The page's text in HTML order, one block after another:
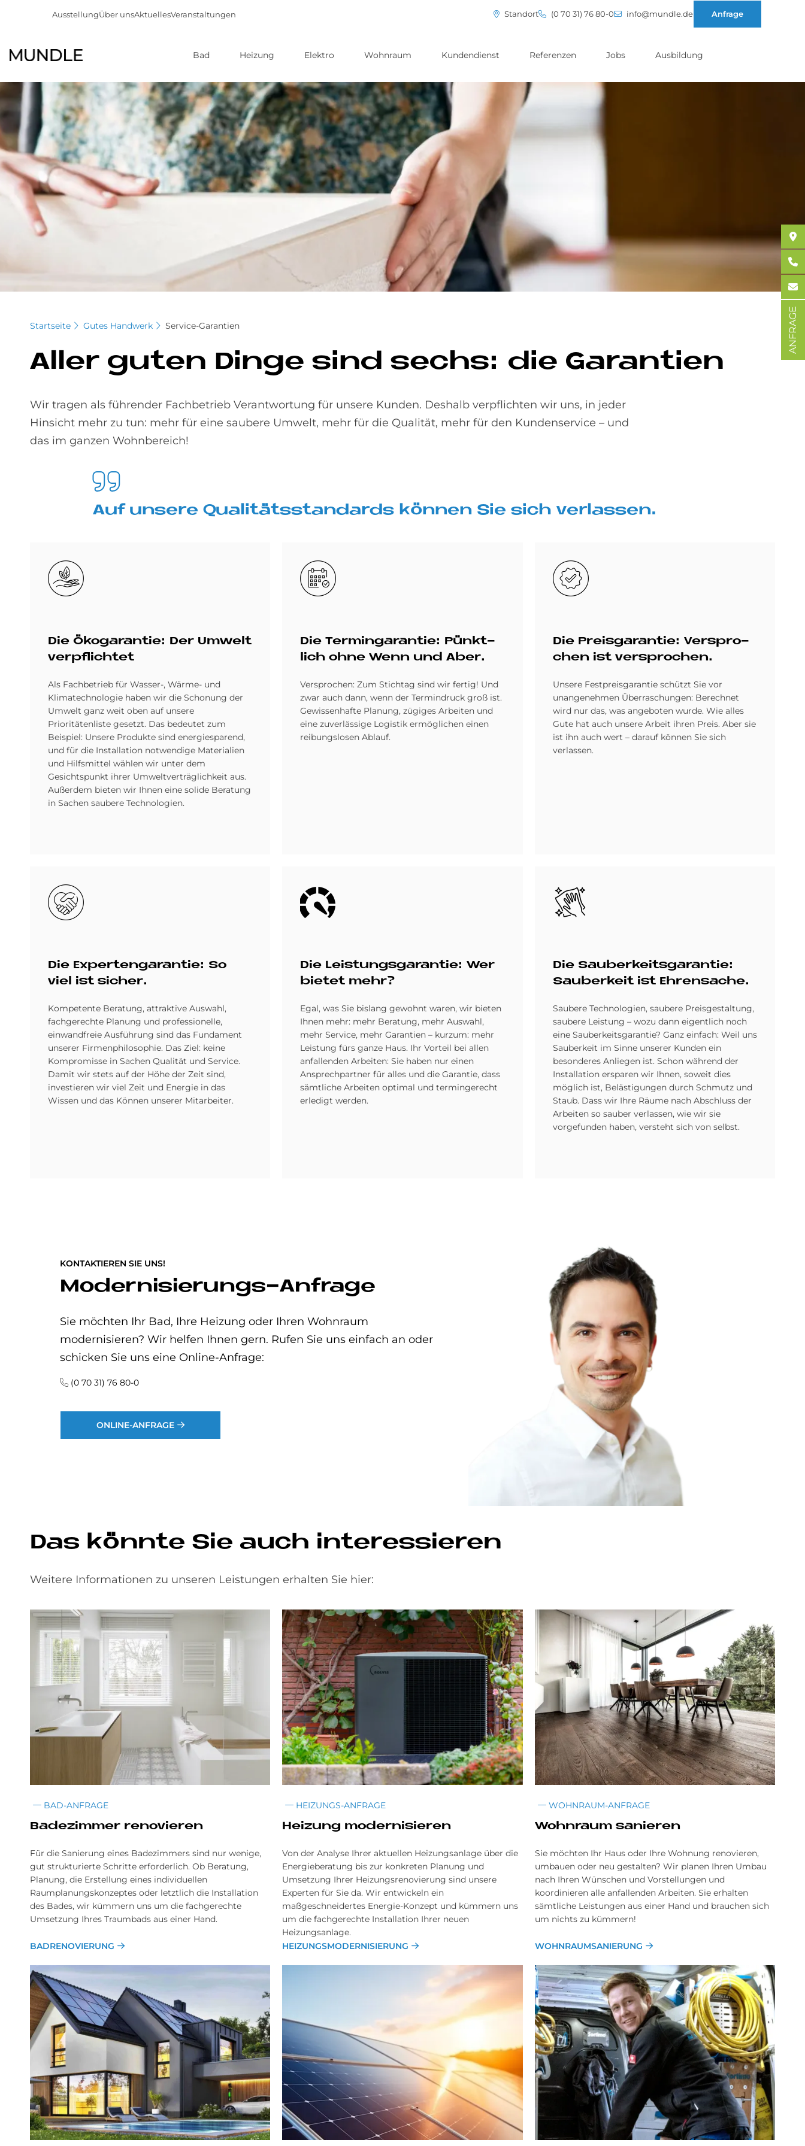
Direkt
Inhalt
AusstellungÜber unsAktuellesVeranstaltungen Standort (0 70 31) 76 80-0 info@mundle.de Anfrage
Bad Heizung Elektro Wohnraum Kundendienst Referenzen Jobs Ausbildung
Startseite Gutes Handwerk Service-Garantien
Al­ler gu­ten Din­ge sind sechs: die Ga­ran­ti­en
Wir tragen als führender Fachbetrieb Verantwortung für unsere Kunden. Deshalb verpflichten wir uns, in jeder
Hinsicht mehr zu tun: mehr für eine saubere Umwelt, mehr für die Qualität, mehr für den Kundenservice – und
das im ganzen Wohnbereich!
Auf un­se­re Qua­li­täts­stan­dards kön­nen Sie sich ver­las­sen.
Bild
Die Öko­ga­ran­tie: Der Um­welt
ver­pflich­tet
Als Fachbetrieb für Wasser-, Wärme- und
Klimatechnologie haben wir die Schonung der
Umwelt ganz weit oben auf unsere
Prioritätenliste gesetzt. Das bedeutet zum
Beispiel: Unsere Produkte sind energiesparend,
und für die Installation notwendige Materialien
und Hilfsmittel wählen wir unter dem
Gesichtspunkt ihrer Umweltverträglichkeit aus.
Außerdem bieten wir Ihnen eine solide Beratung
in Sachen saubere Technologien.
Bild
Die Ter­minga­ran­tie: Pünkt­
lich ohne Wenn und Aber.
Versprochen: Zum Stichtag sind wir fertig! Und
zwar auch dann, wenn der Termindruck groß ist.
Gewissenhafte Planung, zügiges Arbeiten und
eine zuverlässige Logistik ermöglichen einen
reibungslosen Ablauf.
Bild
Die Preis­ga­ran­tie: Ver­spro­
chen ist ver­spro­chen.
Unsere Festpreisgarantie schützt Sie vor
unangenehmen Überraschungen: Berechnet
wird nur das, was angeboten wurde. Wie alles
Gute hat auch unsere Arbeit ihren Preis. Aber sie
ist ihn auch wert – darauf können Sie sich
verlassen.
Bild
Die Ex­per­ten­ga­ran­tie: So
viel ist si­cher.
Kompetente Beratung, attraktive Auswahl,
fachgerechte Planung und professionelle,
einwandfreie Ausführung sind das Fundament
unserer Firmenphilosophie. Das Ziel: keine
Kompromisse in Sachen Qualität und Service.
Damit wir stets auf der Höhe der Zeit sind,
investieren wir viel Zeit und Energie in das
Wissen und das Können unserer Mitarbeiter.
Bild
Die Lei­stungs­ga­ran­tie: Wer
bie­tet mehr?
Egal, was Sie bislang gewohnt waren, wir bieten
Ihnen mehr: mehr Beratung, mehr Auswahl,
mehr Service, mehr Garantien – kurzum: mehr
Leistung fürs ganze Haus. Ihr Vorteil bei allen
anfallenden Arbeiten: Sie haben nur einen
Ansprechpartner für alles und die Garantie, dass
sämtliche Arbeiten optimal und termingerecht
erledigt werden.
Bild
Die Sau­ber­keits­ga­ran­tie:
Sau­ber­keit ist Eh­ren­sache.
Saubere Technologien, saubere Preisgestaltung,
saubere Leistung – wozu dann eigentlich noch
eine Sauberkeitsgarantie? Ganz einfach: Weil uns
Sauberkeit im Sinne unserer Kunden ein
besonderes Anliegen ist. Schon während der
Installation ersparen wir Ihnen, soweit dies
möglich ist, Belästigungen durch Schmutz und
Staub. Dass wir Ihre Räume nach Abschluss der
Arbeiten so sauber verlassen, wie wir sie
vorgefunden haben, versteht sich von selbst.
KONTAKTIEREN SIE UNS!
Modernisierungs-Anfrage
Sie möchten Ihr Bad, Ihre Heizung oder Ihren Wohnraum
modernisieren? Wir helfen Ihnen gern. Rufen Sie uns einfach an oder
schicken Sie uns eine Online-Anfrage:
(0 70 31) 76 80-0
ONLINE-ANFRAGE
Das könn­te Sie auch in­ter­es­sie­ren
Weitere Informationen zu unseren Leistungen erhalten Sie hier:
BAD-ANFRAGE
Badezimmer renovieren
Für die Sanierung eines Badezimmers sind nur wenige,
gut strukturierte Schritte erforderlich. Ob Beratung,
Planung, die Erstellung eines individuellen
Raumplanungskonzeptes oder letztlich die Installation
des Bades, wir kümmern uns um die fachgerechte
Umsetzung Ihres Traumbads aus einer Hand.
BADRENOVIERUNG
HEIZUNGS-ANFRAGE
Heizung modernisieren
Von der Analyse Ihrer aktuellen Heizungsanlage über die
Energieberatung bis zur konkreten Planung und
Umsetzung Ihrer Heizungsrenovierung sind unsere
Experten für Sie da. Wir entwickeln ein
maßgeschneidertes Energie-Konzept und kümmern uns
um die fachgerechte Installation Ihrer neuen
Heizungsanlage.
HEIZUNGSMODERNISIERUNG
WOHNRAUM-ANFRAGE
Wohnraum sanieren
Sie möchten Ihr Haus oder Ihre Wohnung renovieren,
umbauen oder neu gestalten? Wir planen Ihren Umbau
nach Ihren Wünschen und Vorstellungen und
koordinieren alle anfallenden Arbeiten. Sie erhalten
sämtliche Leistungen aus einer Hand und brauchen sich
um nichts zu kümmern!
WOHNRAUMSANIERUNG
ANFRAGE